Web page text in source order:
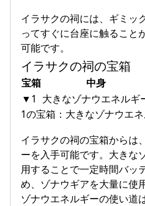
イラサクの祠には、ギミッ
ってすぐに台座に触ること
可能です。
イラサクの祠の宝箱
宝箱
中身
▼1 大きなゾナウエネルギ
1の宝箱：大きなゾナウエ
イラサクの祠の宝箱からは
ーを入手可能です。大きな
用することで一定時間バッ
め、ゾナウギアを大量に使
ゾナウエネルギーの使い道